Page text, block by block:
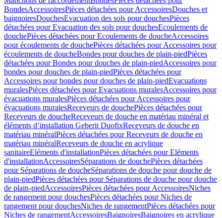
BondesAccessoiresPièces détachées pour AccessoiresDouches et
baignoiresDouchesEvacuation des sols pour douchesPièces
détachées pour Evacuation des sols pour douchesEcoulements de
douchePièces détachées pour Ecoulements de doucheAccessoires
pour écoulements de douchePièces détachées pour Accessoires pour
écoulements de doucheBondes pour douches de plain-piedPièces
détachées pour Bondes pour douches de plain-piedAccessoires pour
bondes pour douches de plain-piedPièces détachées pour
Accessoires pour bondes pour douches de plain-piedEvacuations
muralesPièces détachées pour Evacuations muralesAccessoires pour
évacuations muralesPièces détachées pour Accessoires pour
évacuations muralesReceveurs de douchePièces détachées pour
Receveurs de doucheReceveurs de douche en matériau minéral et
éléments d’installation Geberit DuofixReceveurs de douche en
matériau minéralPièces détachées pour Receveurs de douche en
matériau minéralReceveurs de douche en acrylique
sanitaireEléments d'installationPièces détachées pour Eléments
d'installationAccessoiresSéparations de douchePièces détachées
pour Séparations de doucheSéparations de douche pour douche de
plain-piedPièces détachées pour Séparations de douche pour douche
de plain-piedAccessoiresPièces détachées pour AccessoiresNiches
de rangement pour douchesPièces détachées pour Niches de
rangement pour douchesNiches de rangementPièces détachées pour
Niches de rangementAccessoiresBaignoiresBaignoires en acrylique